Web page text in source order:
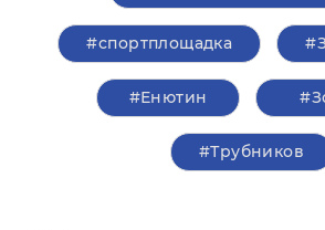
#спортплощадка
#Енютин
#Трубников